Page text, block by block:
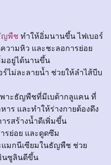
ญพืช ทำให้อิ่มนานขึ้น ไฟเบอร์
วามหิว และชะลอการย่อย
อยู่ได้นานขึ้น
ร์ไม่ละลายน้ำ ช่วยให้ลำไส้บีบ
พาะธัญพืชที่มีเบต้ากลูแคน ที่
าร และทำให้ร่างกายต้องดึง
ารสร้างน้ำดีเพิ่มขึ้น
รย่อย และดูดซึม
แมกนีเซียมในธัญพืช ช่วย
นซูลินดีขึ้น